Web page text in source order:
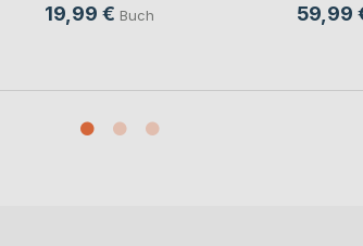
19,99 € Buch 59,99